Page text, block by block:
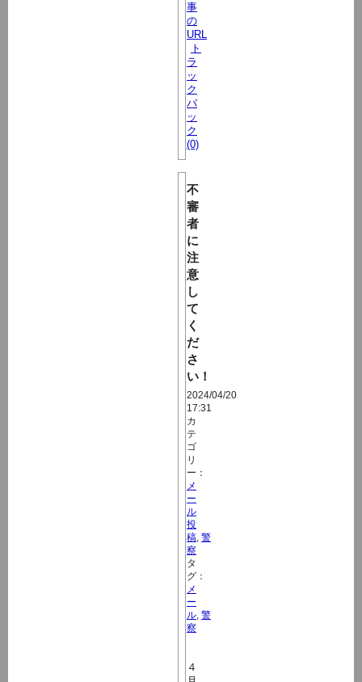
事
の
URL
ト
ラ
ッ
ク
バ
ッ
ク
(0)
不
審
者
に
注
意
し
て
く
だ
さ
い！
2024/04/20
17:31
カ
テ
ゴ
リ
ー：
メ
ー
ル
投
稿 警
察
タ
グ：
メ
ー
ル 警
察
４